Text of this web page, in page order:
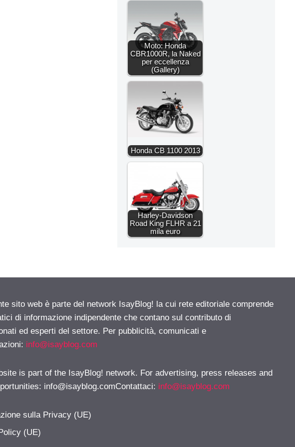
Moto: Honda
CBR1000R, la Naked
per eccellenza
(Gallery)
Honda CB 1100 2013
Harley-Davidson
Road King FLHR a 21
mila euro
sito web è parte del network IsayBlog! la cui rete editoriale comprende
di informazione indipendente che contano sul contributo di
ed esperti del settore. Per pubblicità, comunicati e
info@isayblog.com
is part of the IsayBlog! network. For advertising, press releases and
info@isayblog.comContattaci: info@isayblog.com
sulla Privacy (UE)
(UE)